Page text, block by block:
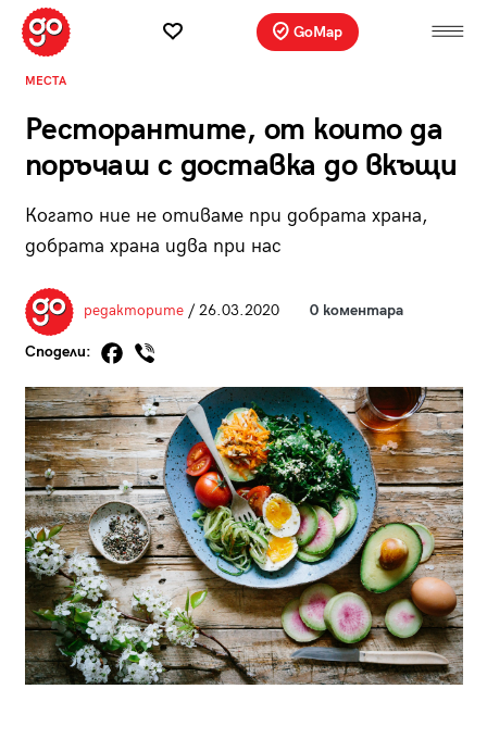
GoMap
МЕСТА
Ресторантите, от които да
поръчаш с доставка до вкъщи
Когато ние не отиваме при добрата храна,
добрата храна идва при нас
редакторите/ 26.03.2020 0 коментара
Сподели: